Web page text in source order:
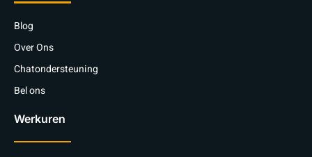
Blog
Over Ons
Chatondersteuning
Bel ons
Werkuren